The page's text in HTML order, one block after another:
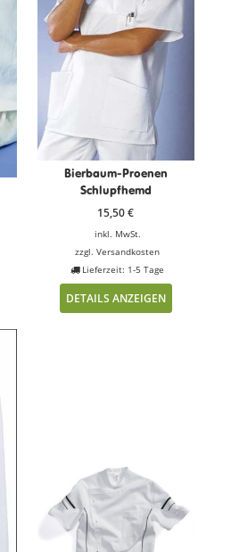
Bierbaum-Proenen
Schlupfhemd
15,50€
inkl. MwSt.
zzgl.Versandkosten
Lieferzeit: 1-5 Tage
DETAILS ANZEIGEN